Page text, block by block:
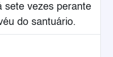
sete vezes perante
do santuário.